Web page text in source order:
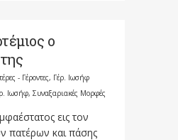
ο
- Γέροντες, Γέρ. Ιωσήφ
Ιωσήφ, Συναξαριακές Μορφές
εις τον
πατέρων και πάσης